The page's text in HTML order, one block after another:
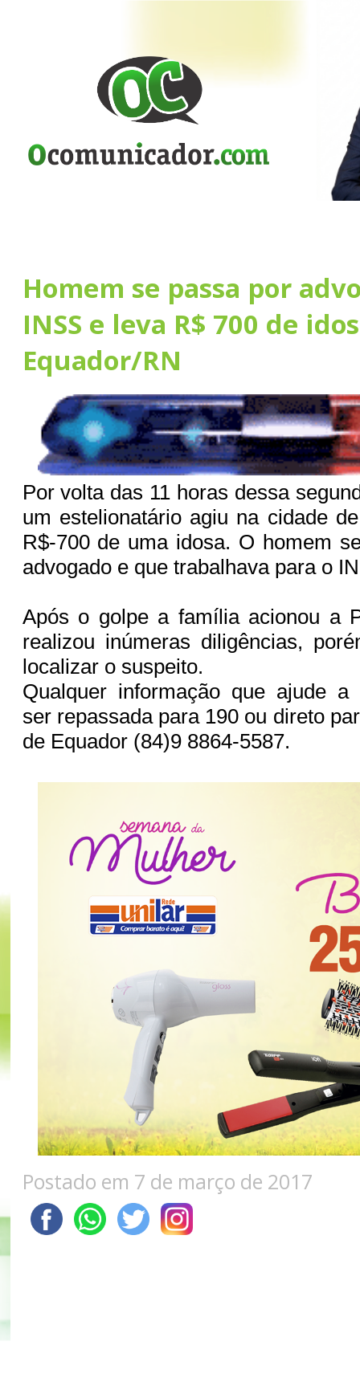
Homem se passa por
INSS e leva R$ 700 de
Equador/RN
Por volta das 11 horas dessa
um estelionatário agiu na cidade
R$-700 de uma idosa. O homem
advogado e que trabalhava para o
Após o golpe a família acionou a
realizou inúmeras diligências,
localizar o suspeito.
Qualquer informação que ajude a
ser repassada para 190 ou direto
de Equador (84)9 8864-5587.
Postado em 7 de março de 2017